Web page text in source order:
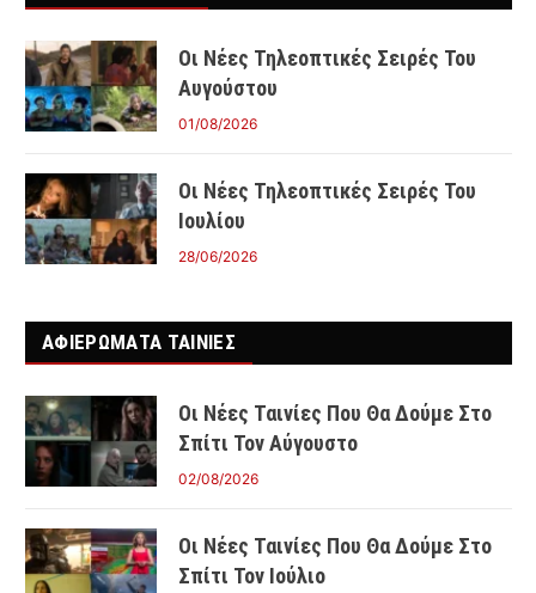
Οι Νέες Τηλεοπτικές Σειρές Του
Αυγούστου
01/08/2026
Οι Νέες Τηλεοπτικές Σειρές Του
Ιουλίου
28/06/2026
ΑΦΙΕΡΩΜΑΤΑ ΤΑΙΝΊΕΣ
Οι Νέες Ταινίες Που Θα Δούμε Στο
Σπίτι Τον Αύγουστο
02/08/2026
Οι Νέες Ταινίες Που Θα Δούμε Στο
Σπίτι Τον Ιούλιο